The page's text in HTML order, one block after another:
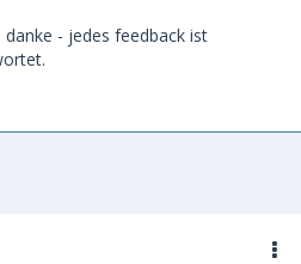
- jedes feedback ist